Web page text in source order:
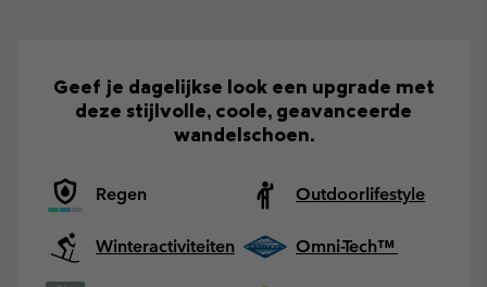
Geef je dagelijkse look een upgrade met
deze stijlvolle, coole, geavanceerde
wandelschoen.
Regen Outdoorlifestyle
Winteractiviteiten Omni-Tech™